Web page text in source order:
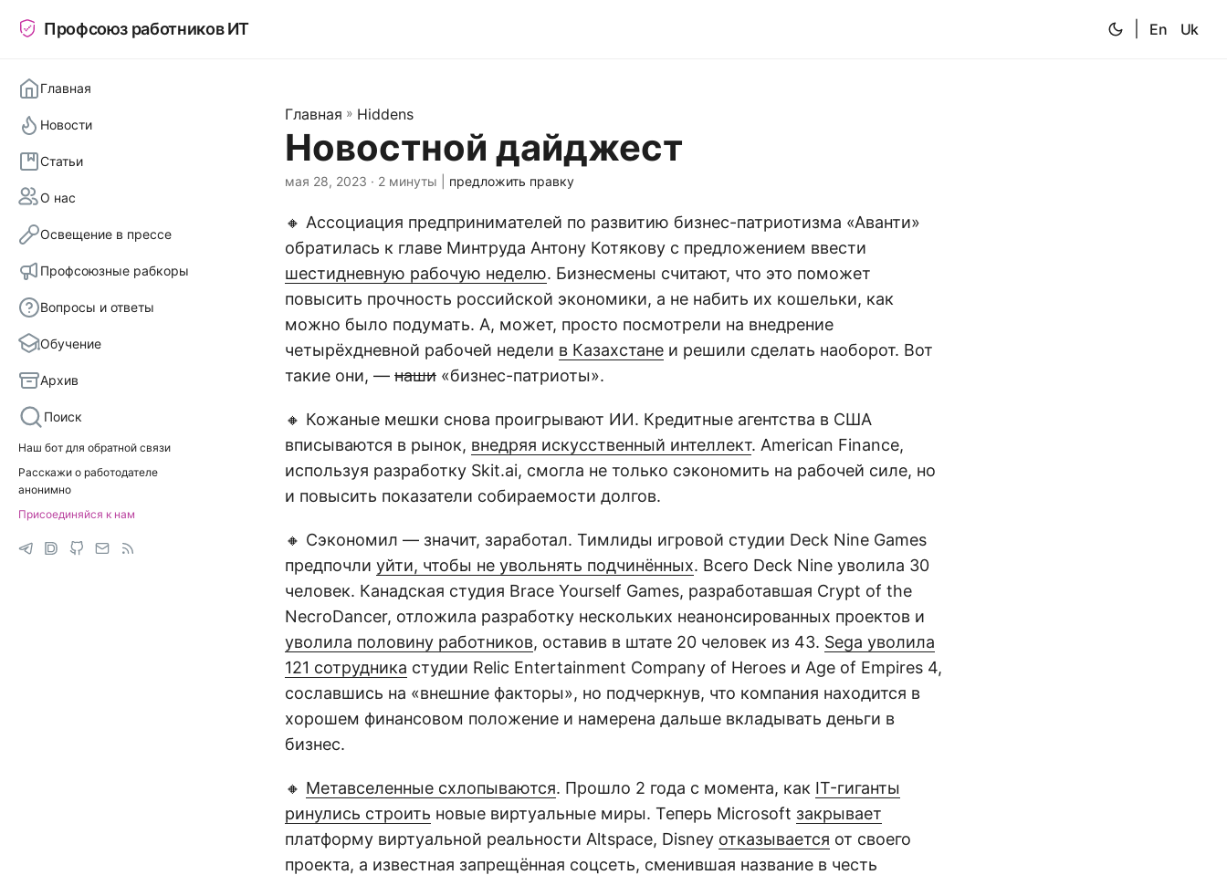
Профсоюз работников ИТ En Uk
Главная
Новости
Статьи
О нас
Освещение в прессе
Профсоюзные рабкоры
Вопросы и ответы
Обучение
Архив
Поиск
Наш бот для обратной связи
Расскажи о работодателе
анонимно
Присоединяйся к нам
Главная » Hiddens
Новостной дайджест
мая 28, 2023 · 2 минуты | предложить правку
🔸 Ассоциация предпринимателей по развитию бизнес-патриотизма «Аванти»
обратилась к главе Минтруда Антону Котякову с предложением ввести
шестидневную рабочую неделю. Бизнесмены считают, что это поможет
повысить прочность российской экономики, а не набить их кошельки, как
можно было подумать. А, может, просто посмотрели на внедрение
четырёхдневной рабочей недели в Казахстане и решили сделать наоборот. Вот
такие они, — наши «бизнес-патриоты».
🔸 Кожаные мешки снова проигрывают ИИ. Кредитные агентства в США
вписываются в рынок, внедряя искусственный интеллект. American Finance,
используя разработку Skit.ai, смогла не только сэкономить на рабочей силе, но
и повысить показатели собираемости долгов.
🔸 Сэкономил — значит, заработал. Тимлиды игровой студии Deck Nine Games
предпочли уйти, чтобы не увольнять подчинённых. Всего Deck Nine уволила 30
человек. Канадская студия Brace Yourself Games, разработавшая Crypt of the
NecroDancer, отложила разработку нескольких неанонсированных проектов и
уволила половину работников, оставив в штате 20 человек из 43. Sega уволила
121 сотрудника студии Relic Entertainment Company of Heroes и Age of Empires 4,
сославшись на «внешние факторы», но подчеркнув, что компания находится в
хорошем финансовом положение и намерена дальше вкладывать деньги в
бизнес.
🔸 Метавселенные схлопываются. Прошло 2 года с момента, как IT-гиганты
ринулись строить новые виртуальные миры. Теперь Microsoft закрывает
платформу виртуальной реальности Altspace, Disney отказывается от своего
проекта, а известная запрещённая соцсеть, сменившая название в честь